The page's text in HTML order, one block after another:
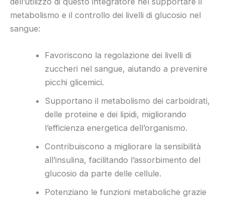
metabolismo e il controllo dei livelli di glucosio nel
sangue:
Favoriscono la regolazione dei livelli di
zuccheri nel sangue, aiutando a prevenire
picchi glicemici.
Supportano il metabolismo dei carboidrati,
delle proteine e dei lipidi, migliorando
l’efficienza energetica dell’organismo.
Contribuiscono a migliorare la sensibilità
all’insulina, facilitando l’assorbimento del
glucosio da parte delle cellule.
Potenziano le funzioni metaboliche grazie